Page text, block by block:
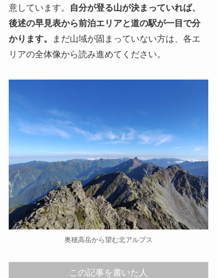
意しています。
自分が登る山が決まっていれば、
後述の早見表から前泊エリアと道の駅が一目で分
かります。
まだ山域が固まっていない方は、各エ
リアの全体像から読み進めてください。
奥穂高岳から望む北アルプス
この記事を書いた人